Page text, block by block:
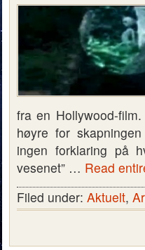
fra en Hollywood-
høyre for
ingen forklaring på
vesenet” … Read
Filed under: Aktuelt,